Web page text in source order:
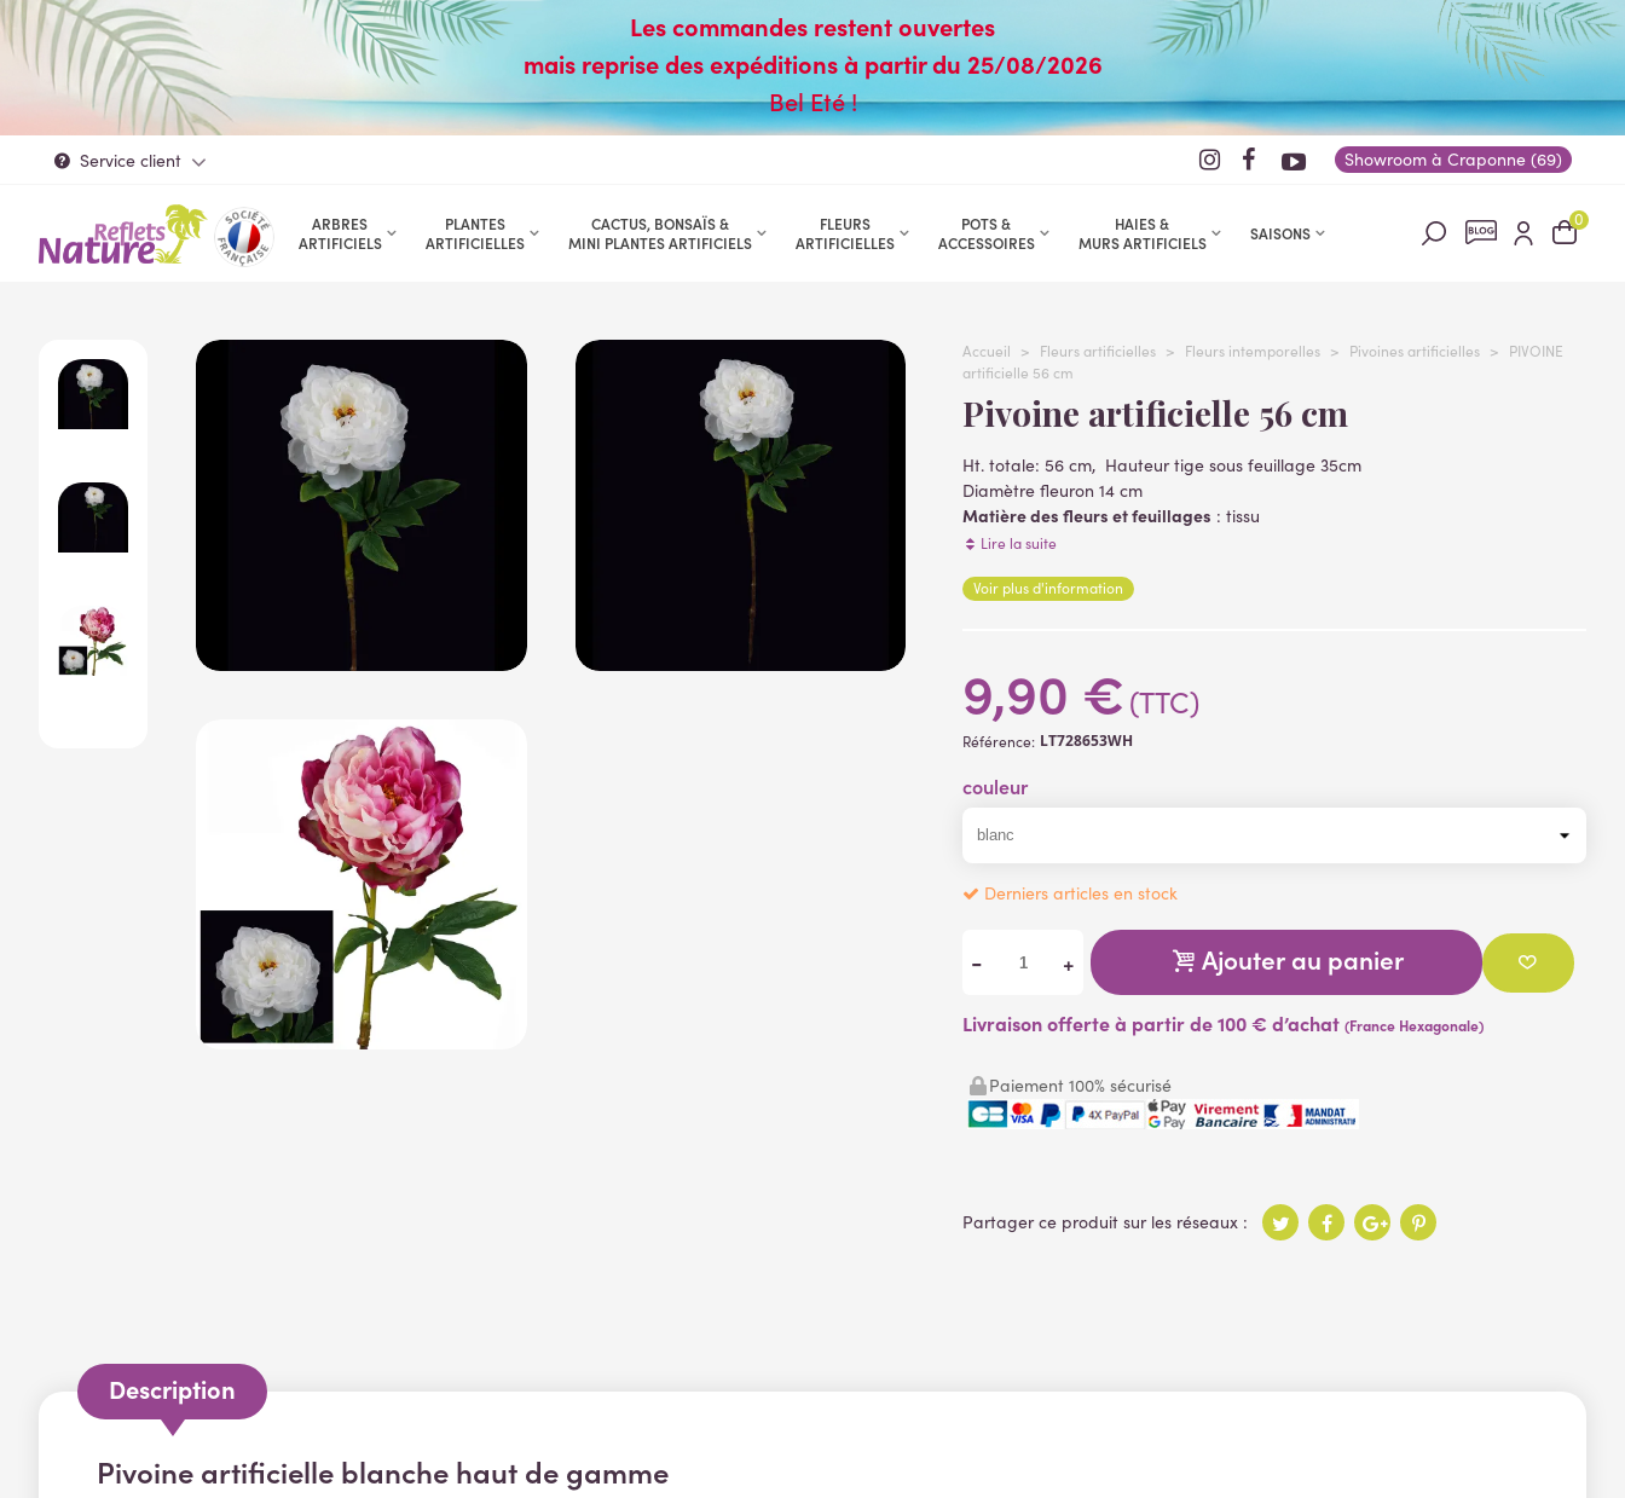
Les commandes restent ouvertes
mais reprise des expéditions à partir du 25/08/2026
Bel Eté !
Service client Showroom à Craponne (69)
ARBRES
ARTIFICIELS
PLANTES
ARTIFICIELLES
CACTUS, BONSAÏS &
MINI PLANTES ARTIFICIELS
FLEURS
ARTIFICIELLES
POTS &
ACCESSOIRES
HAIES &
MURS ARTIFICIELS
SAISONS
0
Accueil > Fleurs artificielles > Fleurs intemporelles > Pivoines artificielles >
PIVOINE
artificielle 56 cm
Pivoine artificielle 56 cm
Ht. totale: 56 cm, Hauteur tige sous feuillage 35cm
Diamètre fleuron 14 cm
Matière des fleurs et feuillages : tissu
Matière de la branche
Lire la suite
Voir plus d'information
9,90 € (TTC)
Référence: LT728653WH
couleur
Derniers articles en stock
- + Ajouter au panier
Livraison offerte à partir de 100 € d’achat(France Hexagonale)
Paiement 100% sécurisé
Description
Pivoine artificielle blanche haut de gamme